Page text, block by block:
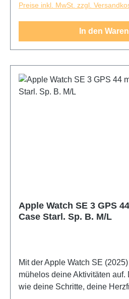
Preise inkl. MwSt. zzgl.
In den
Apple Watch SE 3 GPS
Case Starl. Sp. B. M/L
Mit der Apple Watch SE
mühelos deine Aktivitäten auf.
wie deine Schritte, deine